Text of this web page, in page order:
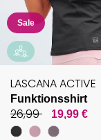
Sale
LASCANA ACTIVE
Funktionsshirt
26,99 19,99 €